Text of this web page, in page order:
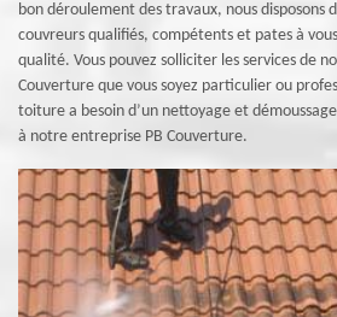
bon déroulement des travaux, nous disposons
couvreurs qualifiés, compétents et pates à
qualité. Vous pouvez solliciter les services de
Couverture que vous soyez particulier ou
toiture a besoin d’un nettoyage et
à notre entreprise PB Couverture.